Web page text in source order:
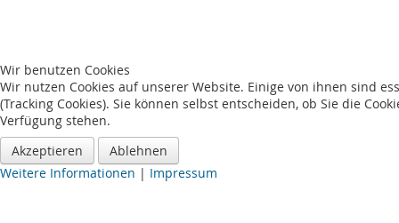
Wir benutzen Cookies
Wir nutzen Cookies auf unserer Website. Einige von ihnen sind
(Tracking Cookies). Sie können selbst entscheiden, ob Sie die
Verfügung stehen.
Akzeptieren
Ablehnen
Weitere Informationen | Impressum